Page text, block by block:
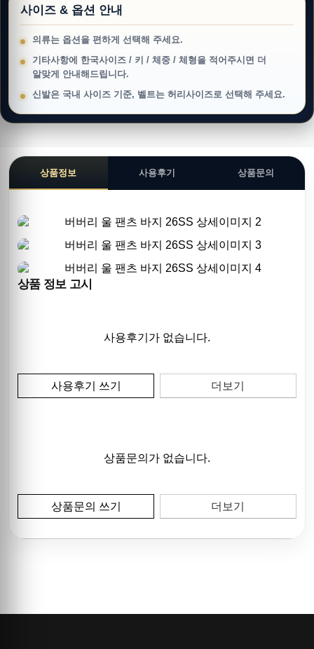
사이즈 & 옵션 안내
의류는 옵션을 편하게 선택해 주세요.
기타사항에 한국사이즈 / 키 / 체중 / 체형을 적어주시면 더
알맞게 안내해드립니다.
신발은 국내 사이즈 기준, 벨트는 허리사이즈로 선택해 주세요.
상품정보 사용후기 상품문의
상품 정보 고시
사용후기가 없습니다.
사용후기 쓰기 더보기
상품문의가 없습니다.
상품문의 쓰기 더보기